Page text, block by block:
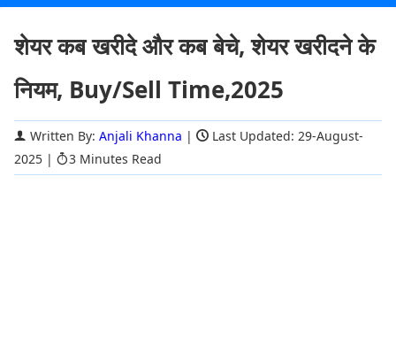
शेयर कब खरीदे और कब बेचे, शेयर खरीदने के
नियम, Buy/Sell Time,2025
Written By: Anjali Khanna |
Last Updated: 29-August-
2025 | 3 Minutes Read